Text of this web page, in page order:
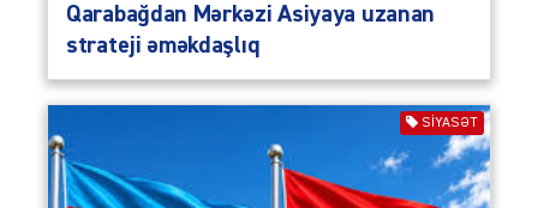
Qarabağdan Mərkəzi Asiyaya uzanan
strateji əməkdaşlıq
SIYASƏT